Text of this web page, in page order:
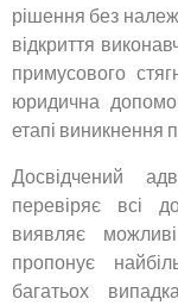
рішення без
відкриття
примусового
юридична
етапі виникнення
Досвідчений
перевіряє всі
виявляє
пропонує
багатьох